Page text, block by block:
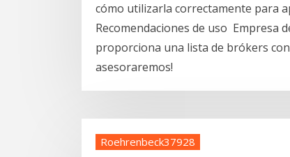
cómo utilizarla correctamente para
Recomendaciones de uso Empresa
proporciona una lista de brókers
asesoraremos!
Roehrenbeck37928